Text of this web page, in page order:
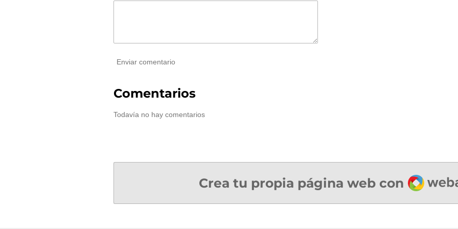
Enviar comentario
Comentarios
Todavía no hay comentarios
Crea tu propia página web con